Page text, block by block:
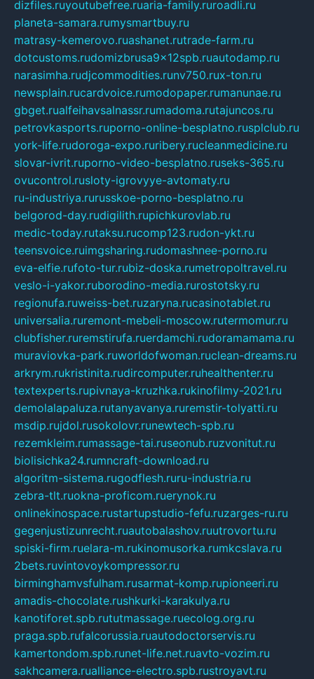
dizfiles.ruyoutubefree.ruaria-family.ruroadli.ru
planeta-samara.rumysmartbuy.ru
matrasy-kemerovo.ruashanet.rutrade-farm.ru
dotcustoms.rudomizbrusa9x12spb.ruautodamp.ru
narasimha.rudjcommodities.runv750.rux-ton.ru
newsplain.rucardvoice.rumodopaper.rumanunae.ru
gbget.rualfeihavsalnassr.rumadoma.rutajuncos.ru
petrovkasports.ruporno-online-besplatno.rusplclub.ru
york-life.rudoroga-expo.ruribery.rucleanmedicine.ru
slovar-ivrit.ruporno-video-besplatno.ruseks-365.ru
ovucontrol.rusloty-igrovyye-avtomaty.ru
ru-industriya.rurusskoe-porno-besplatno.ru
belgorod-day.rudigilith.rupichkurovlab.ru
medic-today.rutaksu.rucomp123.rudon-ykt.ru
teensvoice.ruimgsharing.rudomashnee-porno.ru
eva-elfie.rufoto-tur.rubiz-doska.rumetropoltravel.ru
veslo-i-yakor.ruborodino-media.rurostotsky.ru
regionufa.ruweiss-bet.ruzaryna.rucasinotablet.ru
universalia.ruremont-mebeli-moscow.rutermomur.ru
clubfisher.ruremstirufa.ruerdamchi.rudoramamama.ru
muraviovka-park.ruworldofwoman.ruclean-dreams.ru
arkrym.rukristinita.rudircomputer.ruhealthenter.ru
textexperts.rupivnaya-kruzhka.rukinofilmy-2021.ru
demolalapaluza.rutanyavanya.ruremstir-tolyatti.ru
msdip.rujdol.rusokolovr.runewtech-spb.ru
rezemkleim.rumassage-tai.ruseonub.ruzvonitut.ru
biolisichka24.rumncraft-download.ru
algoritm-sistema.rugodflesh.ruru-industria.ru
zebra-tlt.ruokna-proficom.ruerynok.ru
onlinekinospace.rustartupstudio-fefu.ruzarges-ru.ru
gegenjustizunrecht.ruautobalashov.ruutrovortu.ru
spiski-firm.ruelara-m.rukinomusorka.rumkcslava.ru
2bets.ruvintovoykompressor.ru
birminghamvsfulham.rusarmat-komp.rupioneeri.ru
amadis-chocolate.rushkurki-karakulya.ru
kanotiforet.spb.rututmassage.ruecolog.org.ru
praga.spb.rufalcorussia.ruautodoctorservis.ru
kamertondom.spb.runet-life.net.ruavto-vozim.ru
sakhcamera.rualliance-electro.spb.rustroyavt.ru